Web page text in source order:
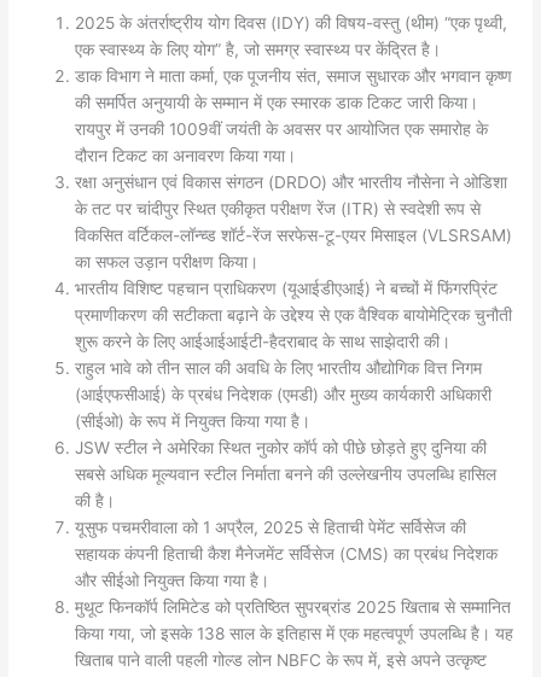
2025 के अंतर्राष्ट्रीय योग दिवस (IDY) की विषय-वस्तु (थीम) “एक पृथ्वी,
एक स्वास्थ्य के लिए योग” है, जो समग्र स्वास्थ्य पर केंद्रित है।
डाक विभाग ने माता कर्मा, एक पूजनीय संत, समाज सुधारक और भगवान कृष्ण
की समर्पित अनुयायी के सम्मान में एक स्मारक डाक टिकट जारी किया।
रायपुर में उनकी 1009वीं जयंती के अवसर पर आयोजित एक समारोह के
दौरान टिकट का अनावरण किया गया।
रक्षा अनुसंधान एवं विकास संगठन (DRDO) और भारतीय नौसेना ने ओडिशा
के तट पर चांदीपुर स्थित एकीकृत परीक्षण रेंज (ITR) से स्वदेशी रूप से
विकसित वर्टिकल-लॉन्च्ड शॉर्ट-रेंज सरफेस-टू-एयर मिसाइल (VLSRSAM)
का सफल उड़ान परीक्षण किया।
भारतीय विशिष्ट पहचान प्राधिकरण (यूआईडीएआई) ने बच्चों में फिंगरप्रिंट
प्रमाणीकरण की सटीकता बढ़ाने के उद्देश्य से एक वैश्विक बायोमेट्रिक चुनौती
शुरू करने के लिए आईआईआईटी-हैदराबाद के साथ साझेदारी की।
राहुल भावे को तीन साल की अवधि के लिए भारतीय औद्योगिक वित्त निगम
(आईएफसीआई) के प्रबंध निदेशक (एमडी) और मुख्य कार्यकारी अधिकारी
(सीईओ) के रूप में नियुक्त किया गया है।
JSW स्टील ने अमेरिका स्थित नुकोर कॉर्प को पीछे छोड़ते हुए दुनिया की
सबसे अधिक मूल्यवान स्टील निर्माता बनने की उल्लेखनीय उपलब्धि हासिल
की है।
यूसुफ पचमरीवाला को 1 अप्रैल, 2025 से हिताची पेमेंट सर्विसेज की
सहायक कंपनी हिताची कैश मैनेजमेंट सर्विसेज (CMS) का प्रबंध निदेशक
और सीईओ नियुक्त किया गया है।
मुथूट फिनकॉर्प लिमिटेड को प्रतिष्ठित सुपरब्रांड 2025 खिताब से सम्मानित
किया गया, जो इसके 138 साल के इतिहास में एक महत्वपूर्ण उपलब्धि है। यह
खिताब पाने वाली पहली गोल्ड लोन NBFC के रूप में, इसे अपने उत्कृष्ट